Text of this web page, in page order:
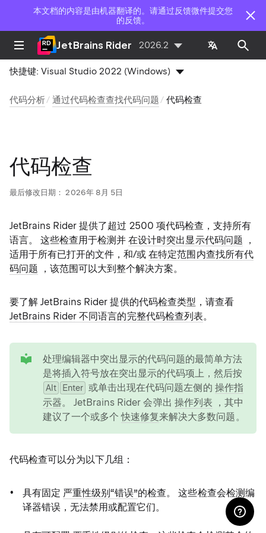
本文档的内容是由机器翻译的。请通过反馈微件提交您
的反馈。
JetBrains Rider 2026.2
快捷键:Visual Studio 2022 (Windows)
代码分析 通过代码检查查找代码问题 代码检查
代码检查
最后修改日期： 2026年 8月 5日
JetBrains Rider 提供了超过 2500 项代码检查，支持所有
语言。 这些检查用于检测并在设计时突出显示代码问题 ，
适用于所有已打开的文件，和/或在特定范围内查找所有代
码问题 ，该范围可以大到整个解决方案。
要了解 JetBrains Rider 提供的代码检查类型，请查看
JetBrains Rider 不同语言的完整代码检查列表。
处理编辑器中突出显示的代码问题的最简单方法
是将插入符号放在突出显示的代码项上，然后按
Alt Enter 或单击出现在代码问题左侧的 操作指
示器。 JetBrains Rider 会弹出 操作列表 ，其中
建议了一个或多个快速修复来解决大多数问题。
代码检查可以分为以下几组：
具有固定 严重性级别“错误”的检查。 这些检查会检测编
译器错误，无法禁用或配置它们。